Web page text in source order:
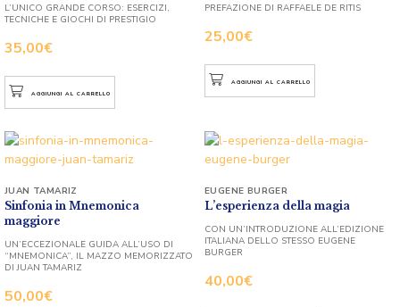
35,00€
L’UNICO GRANDE CORSO: ESERCIZI,
TECNICHE E GIOCHI DI PRESTIGIO
AGGIUNGI AL CARRELLO
25,00€
PREFAZIONE DI RAFFAELE DE RITIS
AGGIUNGI AL CARRELLO
Sinfonia in Mnemonica
maggiore
50,00€
JUAN TAMARIZ
UN’ECCEZIONALE GUIDA ALL’USO DI
“MNEMONICA”, IL MAZZO MEMORIZZATO
DI JUAN TAMARIZ
L’esperienza della magia
40,00€
EUGENE BURGER
CON UN’INTRODUZIONE ALL’EDIZIONE
ITALIANA DELLO STESSO EUGENE
BURGER